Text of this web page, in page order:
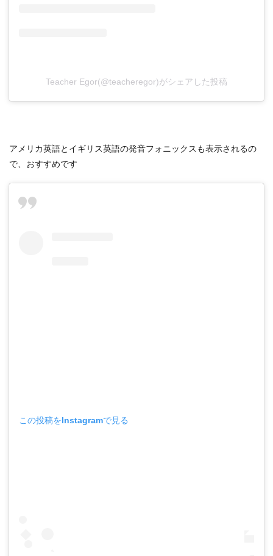
Teacher Egor(@teacheregor)がシェアした投稿
アメリカ英語とイギリス英語の発音フォニックスも表示されるの
で、おすすめです
この投稿をInstagramで見る